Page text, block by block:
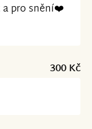
a pro snění❤️
300 Kč